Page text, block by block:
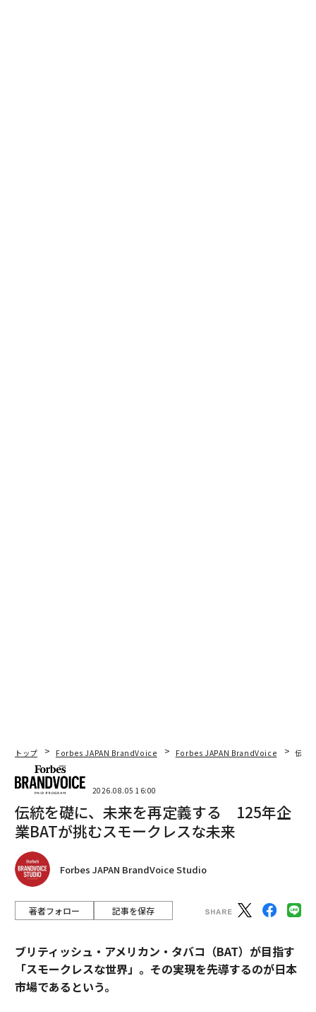
トップ Forbes JAPAN BrandVoice Forbes JAPAN BrandVoice 伝統
2026.08.05 16:00
伝統を礎に、未来を再定義する 125年企
業BATが挑むスモークレスな未来
Forbes JAPAN BrandVoice Studio
著者フォロー 記事を保存
ブリティッシュ・アメリカン・タバコ（BAT）が目指す
「スモークレスな世界」。その実現を先導するのが日本
市場であるという。